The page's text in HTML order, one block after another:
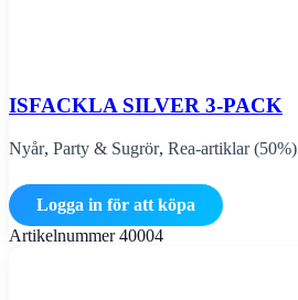
ISFACKLA SILVER 3-PACK
Nyår, Party & Sugrör, Rea-artiklar (50%)
Logga in för att köpa
Artikelnummer40004